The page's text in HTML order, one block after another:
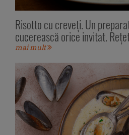
Risotto cu creveți. Un
cucerească orice invitat.
mai mult